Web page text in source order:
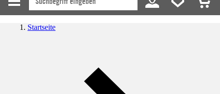
Startseite